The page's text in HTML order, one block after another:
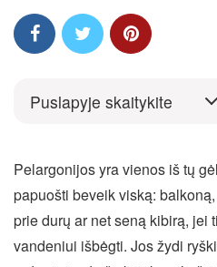
Puslapyje skaitykite
Pelargonijos yra vienos iš tų
papuošti beveik viską:
prie durų ar net seną kibirą, jei
vandeniui išbėgti. Jos žydi